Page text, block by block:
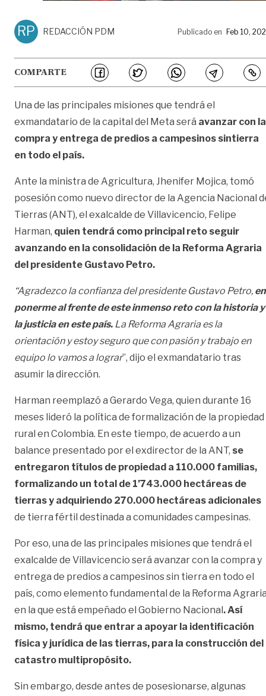
RP REDACCIÓN PDM Publicado en Feb 10,
COMPARTE
Una de las principales misiones que tendrá el
exmandatario de la capital del Meta será avanzar con la
compra y entrega de predios a campesinos sintierra
en todo el país.
Ante la ministra de Agricultura, Jhenifer Mojica, tomó
posesión como nuevo director de la Agencia Nacional
Tierras (ANT), el exalcalde de Villavicencio, Felipe
Harman, quien tendrá como principal reto seguir
avanzando en la consolidación de la Reforma Agraria
del presidente Gustavo Petro.
“Agradezco la confianza del presidente Gustavo Petro, en
ponerme al frente de este inmenso reto con la historia y
la justicia en este país. La Reforma Agraria es la
orientación y estoy seguro que con pasión y trabajo en
equipo lo vamos a lograr”, dijo el exmandatario tras
asumir la dirección.
Harman reemplazó a Gerardo Vega, quien durante 16
meses lideró la política de formalización de la propiedad
rural en Colombia. En este tiempo, de acuerdo a un
balance presentado por el exdirector de la ANT, se
entregaron títulos de propiedad a 110.000 familias,
formalizando un total de 1’743.000 hectáreas de
tierras y adquiriendo 270.000 hectáreas adicionales
de tierra fértil destinada a comunidades campesinas.
Por eso, una de las principales misiones que tendrá el
exalcalde de Villavicencio será avanzar con la compra y
entrega de predios a campesinos sin tierra en todo el
país, como elemento fundamental de la Reforma
en la que está empeñado el Gobierno Nacional. Así
mismo, tendrá que entrar a apoyar la identificación
física y jurídica de las tierras, para la construcción del
catastro multipropósito.
Sin embargo, desde antes de posesionarse, algunas